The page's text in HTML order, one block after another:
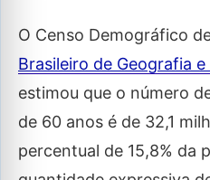
O Censo Demográfico
Brasileiro de Geografia
estimou que o número
de 60 anos é de 32,1
percentual de 15,8% da